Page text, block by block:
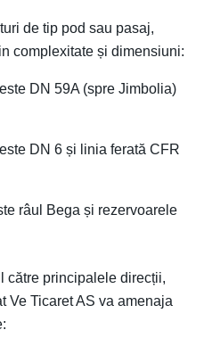
de tip pod sau pasaj,
complexitate și dimensiuni:
DN 59A (spre Jimbolia)
DN 6 și linia ferată CFR
râul Bega și rezervoarele
către principalele direcții,
Ve Ticaret AS va amenaja